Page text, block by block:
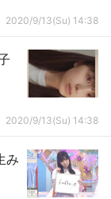
2020/9/13(Su) 14:38
2020/9/13(Su) 14:38
み